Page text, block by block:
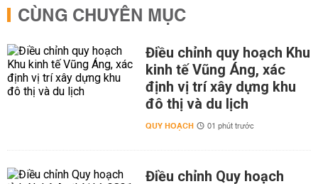
CÙNG CHUYÊN MỤC
Điều chỉnh quy hoạch Khu
kinh tế Vũng Áng, xác
định vị trí xây dựng khu
đô thị và du lịch
QUY HOẠCH 01 phút trước
Điều chỉnh Quy hoạch